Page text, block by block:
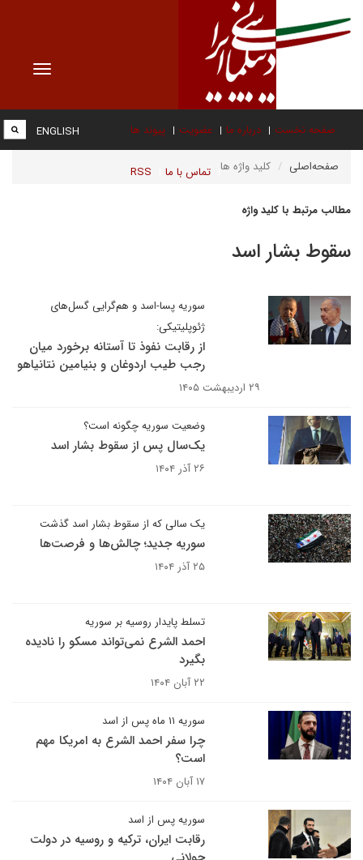
Toggle
صفحه نخست درباره ما عضویت پیوند ها
تماس با ما RSS
ENGLISH
صفحه‌اصلی کلید واژه ها
مطالب مرتبط با کلید واژه
سقوط بشار اسد
سوریه پسا-اسد و هم‌گرایی گسل‌های
ژئوپلیتیکی:
از رقابت نفوذ تا آستانه برخورد میان
رجب طیب اردوغان و بنیامین نتانیاهو
۲۹ اردیبهشت ۱۴۰۵
وضعیت سوریه چگونه است؟
یک‌سال پس از سقوط بشار اسد
۲۶ آذر ۱۴۰۴
یک سالی که از سقوط بشار اسد گذشت
سوریه جدید؛ چالش‌ها و فرصت‌ها
۲۵ آذر ۱۴۰۴
تسلط پایدار روسیه بر سوریه
احمد الشرع نمی‌تواند مسکو را نادیده
بگیرد
۲۲ آبان ۱۴۰۴
سوریه ۱۱ ماه پس از اسد
چرا سفر احمد الشرع به امریکا مهم
است؟
۱۷ آبان ۱۴۰۴
سوریه پس از اسد
رقابت ایران، ترکیه و روسیه در دولت